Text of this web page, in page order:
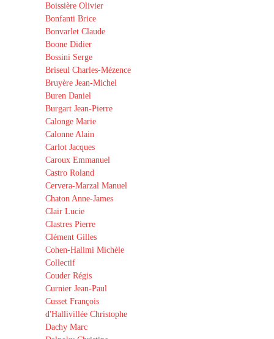
Boissière Olivier
Bonfanti Brice
Bonvarlet Claude
Boone Didier
Bossini Serge
Briseul Charles-Mézence
Bruyère Jean-Michel
Buren Daniel
Burgart Jean-Pierre
Calonge Marie
Calonne Alain
Carlot Jacques
Caroux Emmanuel
Castro Roland
Cervera-Marzal Manuel
Chaton Anne-James
Clair Lucie
Clastres Pierre
Clément Gilles
Cohen-Halimi Michèle
Collectif
Couder Régis
Curnier Jean-Paul
Cusset François
d'Hallivillée Christophe
Dachy Marc